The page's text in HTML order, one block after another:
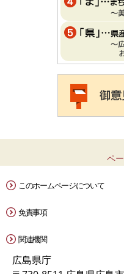
ペ
このホームページについて
免責事項
関連機関
広島県庁